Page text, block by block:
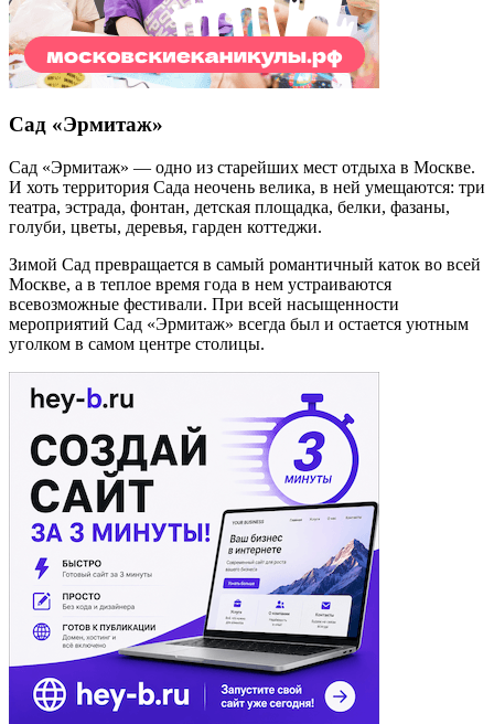
Сад «Эрмитаж»
Сад «Эрмитаж» — одно из старейших мест отдыха в Москве.
И хоть территория Сада неочень велика, в ней умещаются: три
театра, эстрада, фонтан, детская площадка, белки, фазаны,
голуби, цветы, деревья, гарден коттеджи.
Зимой Сад превращается в самый романтичный каток во всей
Москве, а в теплое время года в нем устраиваются
всевозможные фестивали. При всей насыщенности
мероприятий Сад «Эрмитаж» всегда был и остается уютным
уголком в самом центре столицы.